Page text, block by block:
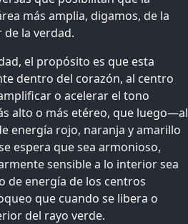
más amplia, digamos, de la
la verdad.
el propósito es que esta
dentro del corazón, al centro
o acelerar el tono
alto o más etéreo, que luego—al
energía rojo, naranja y amarillo
espera que sea armonioso,
sensible a lo interior sea
de energía de los centros
que cuando se libera o
del rayo verde.